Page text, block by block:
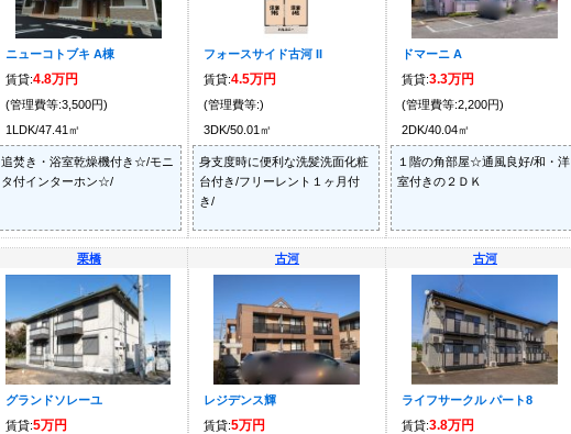
ニューコトブキ A棟
賃貸:4.8万円
(管理費等:3,500円)
1LDK/47.41㎡
追焚き・浴室乾燥機付き☆/モニ
タ付インターホン☆/
フォースサイド古河 II
賃貸:4.5万円
(管理費等:)
3DK/50.01㎡
身支度時に便利な洗髪洗面化粧
台付き/フリーレント１ヶ月付
き/
ドマーニ A
賃貸:3.3万円
(管理費等:2,200円)
2DK/40.04㎡
１階の角部屋☆通風良好/和・洋
室付きの２ＤＫ
栗橋
グランドソレーユ
賃貸:5万円
古河
レジデンス輝
賃貸:5万円
古河
ライフサークル パート8
賃貸:3.8万円